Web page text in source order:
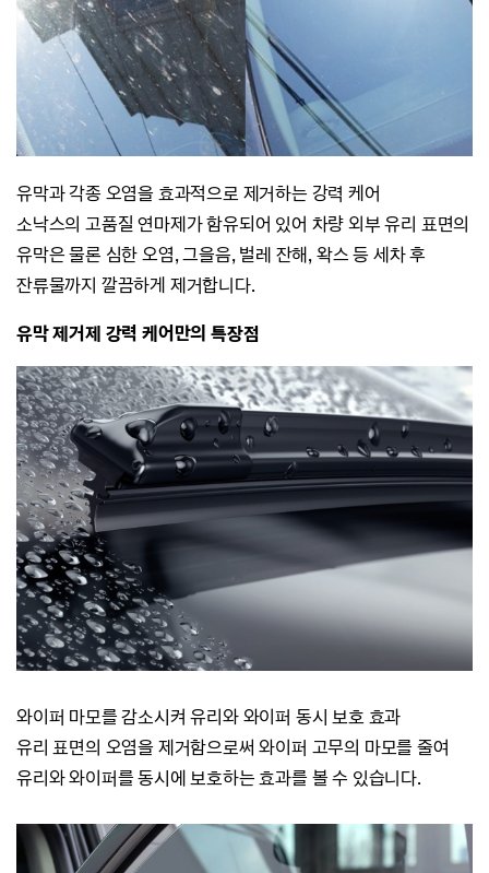
유막과 각종 오염을 효과적으로 제거하는 강력 케어
소낙스의 고품질 연마제가 함유되어 있어 차량 외부 유리 표면의
유막은 물론 심한 오염, 그을음, 벌레 잔해, 왁스 등 세차 후
잔류물까지 깔끔하게 제거합니다.
유막 제거제 강력 케어만의 특장점
와이퍼 마모를 감소시켜 유리와 와이퍼 동시 보호 효과
유리 표면의 오염을 제거함으로써 와이퍼 고무의 마모를 줄여
유리와 와이퍼를 동시에 보호하는 효과를 볼 수 있습니다.